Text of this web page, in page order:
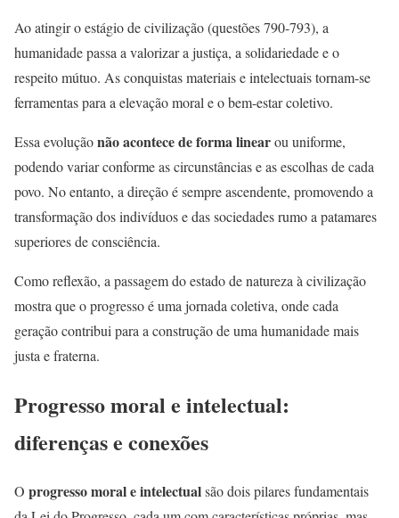
Ao atingir o estágio de civilização (questões 790-793), a
humanidade passa a valorizar a justiça, a solidariedade e o
respeito mútuo. As conquistas materiais e intelectuais tornam-se
ferramentas para a elevação moral e o bem-estar coletivo.
Essa evoluçãonão acontece de forma linearou uniforme,
podendo variar conforme as circunstâncias e as escolhas de cada
povo. No entanto, a direção é sempre ascendente, promovendo a
transformação dos indivíduos e das sociedades rumo a patamares
superiores de consciência.
Como reflexão, a passagem do estado de natureza à civilização
mostra que o progresso é uma jornada coletiva, onde cada
geração contribui para a construção de uma humanidade mais
justa e fraterna.
Progresso moral e intelectual:
diferenças e conexões
O progresso moral e intelectualsão dois pilares fundamentais